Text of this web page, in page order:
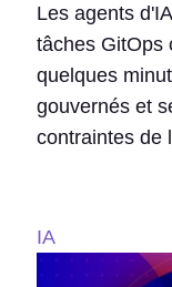
Les agents
tâches GitOps
quelques
gouvernés et
contraintes de
IA